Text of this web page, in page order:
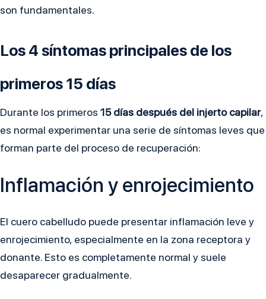
son fundamentales.
Los 4 síntomas principales de los
primeros 15 días
Durante los primeros 15 días después del injerto capilar,
es normal experimentar una serie de síntomas leves que
forman parte del proceso de recuperación:
Inflamación y enrojecimiento
El cuero cabelludo puede presentar inflamación leve y
enrojecimiento, especialmente en la zona receptora y
donante. Esto es completamente normal y suele
desaparecer gradualmente.